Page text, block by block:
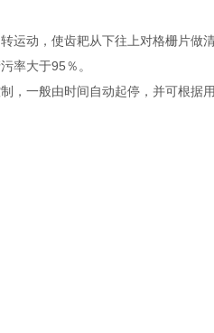
运动，使齿耙从下往上对格栅片做
率大于95％。
，一般由时间自动起停，并可根据